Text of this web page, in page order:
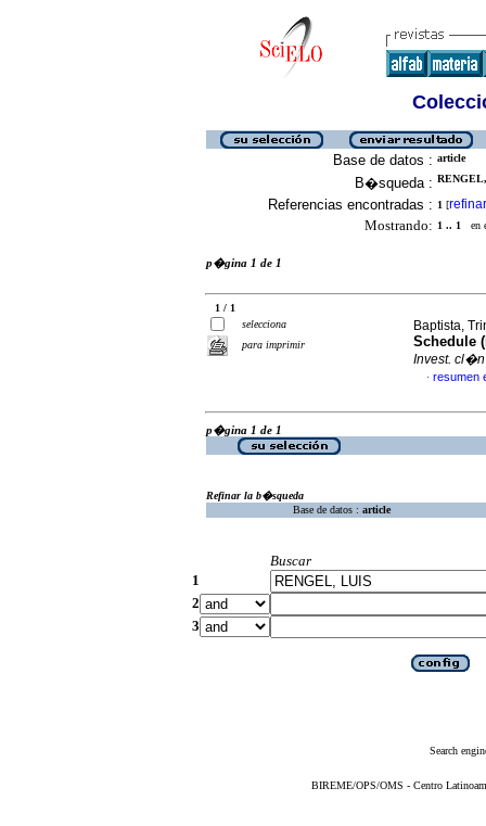
Base de datos : article
B�squeda :
Referencias encontradas : 1 [refinar
Mostrando: 1 .. 1 en
p�gina 1 de 1
1 / 1
selecciona
para imprimir
Baptista,
Schedule
Invest. cl�n
· resumen
p�gina 1 de 1
Refinar la b�squeda
Base de datos : article
Buscar
1
2
3
Search
BIREME/OPS/OMS - Centro